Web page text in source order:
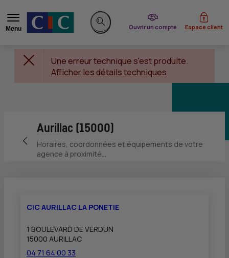
Menu
Rechercher sur le site
Ouvrir un compte
du CIC Espace client
Une erreur technique s'est produite.
Afficher les détails techniques
Retour vers la page précédente
Aurillac (15000)
Horaires, coordonnées et équipements de votre
agence à proximité...
CIC AURILLAC LA PONETIE
1 BOULEVARD DE VERDUN
15000 AURILLAC
04 71 64 00 33